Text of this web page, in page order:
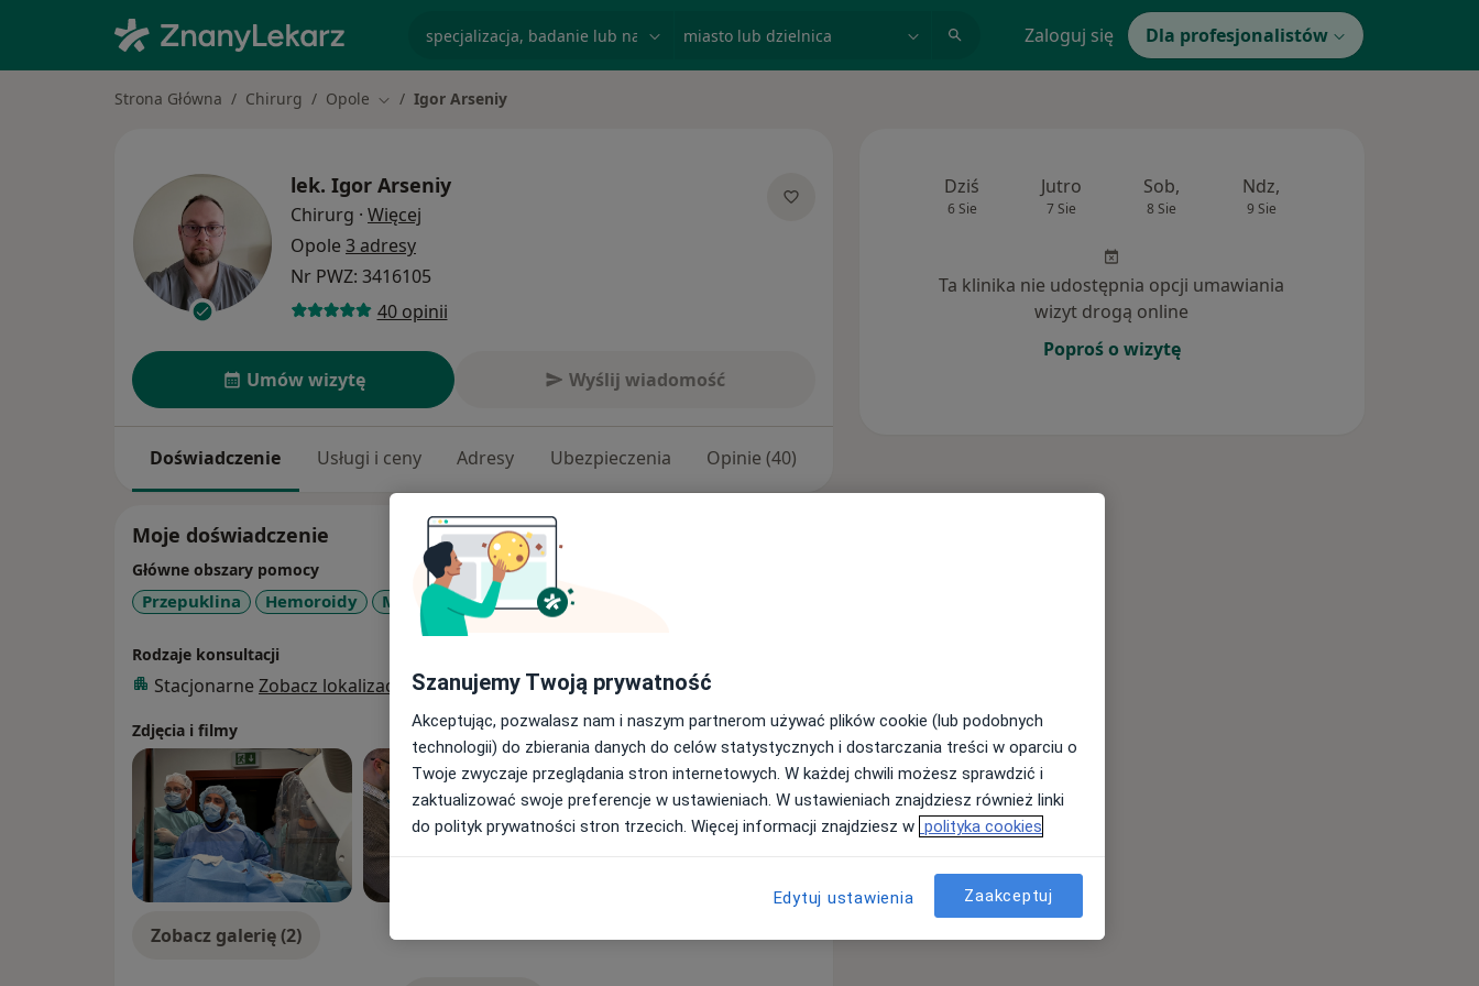
Zaloguj się Dla profesjonalistów
Strona Główna Chirurg Opole Zmień miasto
Igor Arseniy
lek. Igor Arseniy
Chirurg · Więcej
Opole 3 adresy
Nr PWZ: 3416105
40 opinii
Umów wizytę Wyślij wiadomość
Doświadczenie Usługi i ceny Adresy Ubezpieczenia Opinie (40)
Moje doświadczenie
Główne obszary pomocy
Przepuklina Hemoroidy Miażdżyca Choroby naczyń
Rodzaje konsultacji
Stacjonarne Zobacz lokalizacje (1)
Zdjęcia i filmy
Zobacz galerię (2)
Dziś
6 Sie
Jutro
7 Sie
Sob,
8 Sie
Ndz,
9 Sie
Ta klinika nie udostępnia opcji umawiania
wizyt drogą online
Poproś o wizytę
Szanujemy Twoją prywatność
Akceptując, pozwalasz nam i naszym partnerom używać plików cookie (lub podobnych
technologii) do zbierania danych do celów statystycznych i dostarczania treści w oparciu o
Twoje zwyczaje przeglądania stron internetowych. W każdej chwili możesz sprawdzić i
zaktualizować swoje preferencje w ustawieniach. W ustawieniach znajdziesz również linki
do polityk prywatności stron trzecich. Więcej informacji znajdziesz w polityka cookies
Edytuj ustawienia Zaakceptuj